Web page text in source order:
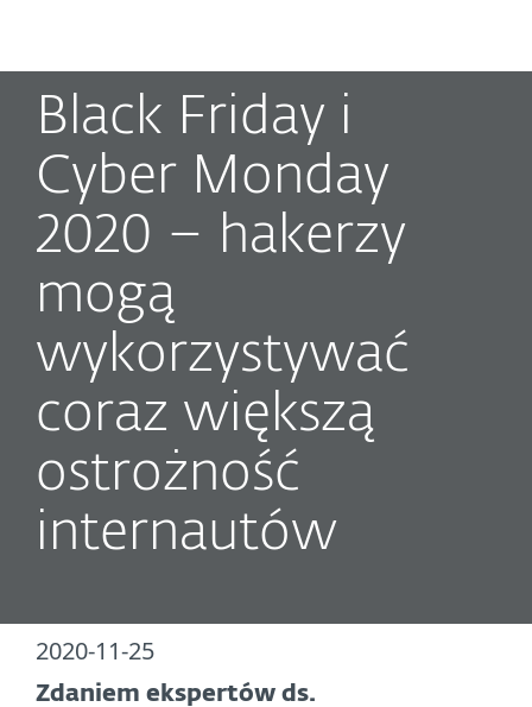
Black Friday i
Cyber Monday
2020 – hakerzy
mogą
wykorzystywać
coraz większą
ostrożność
internautów
2020-11-25
Zdaniem ekspertów ds.